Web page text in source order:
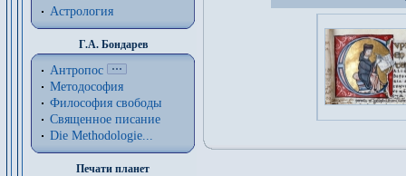
Астрология
Г.А. Бондарев
Антропос
Методософия
Философия cвободы
Священное писание
Die Methodologie...
Печати планет